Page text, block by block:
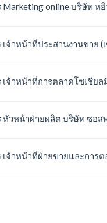
online บริษัท ห
จ้าหน้าที่ประสานงานขาย (
จ้าหน้าที่การตลาดโซเชียล
วหน้าฝ่ายผลิต บริษัท ซอส
จ้าหน้าที่ฝ่ายขายและการต